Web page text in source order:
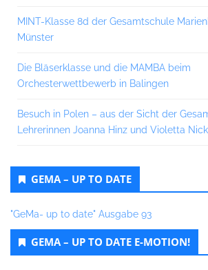
MINT-Klasse 8d der Gesamtschule
Münster
Die Bläserklasse und die MAMBA beim
Orchesterwettbewerb in Balingen
Besuch in Polen – aus der Sicht der
Lehrerinnen Joanna Hinz und Violetta
GEMA – UP TO DATE
"GeMa- up to date" Ausgabe 93
GEMA – UP TO DATE E-MOTION!